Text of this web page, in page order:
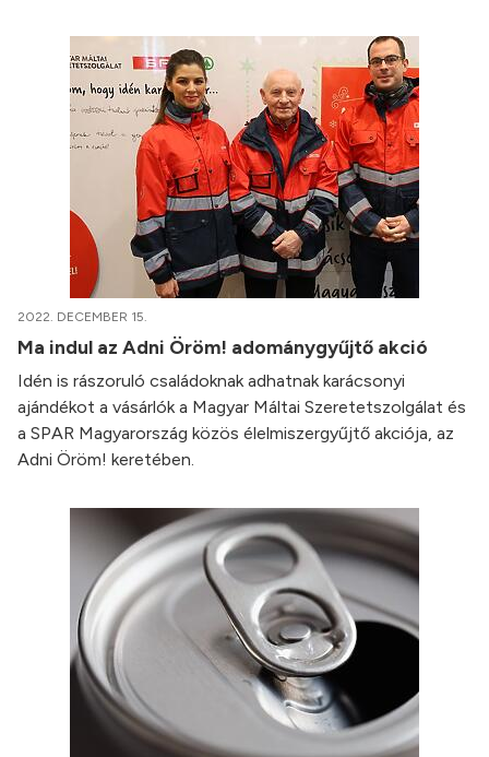
2022. DECEMBER 15.
Ma indul az Adni Öröm! adománygyűjtő akció
Idén is rászoruló családoknak adhatnak karácsonyi
ajándékot a vásárlók a Magyar Máltai Szeretetszolgálat és
a SPAR Magyarország közös élelmiszergyűjtő akciója, az
Adni Öröm! keretében.